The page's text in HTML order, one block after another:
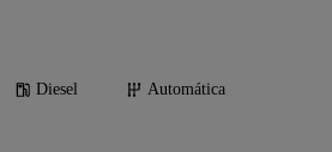
Diesel
Automática